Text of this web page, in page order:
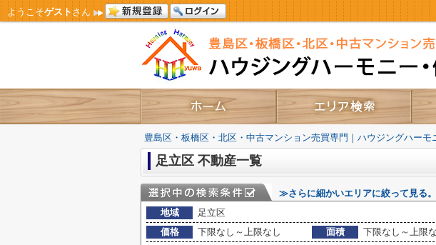
ようこそゲストさん
豊島区・板橋区・北区・中古マンション売買専門｜ハウジングハーモ
足立区 不動産一覧
≫さらに細かいエリアに絞って見る。
地域
足立区
価格
下限なし～上限なし 面積 下限なし～上限